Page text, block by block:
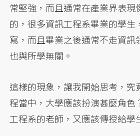
常堅強，而且通常在產業界表現
的，很多資訊工程系畢業的學生
寫，而且畢業之後通常不走資訊
也與所學無關。
這樣的現象，讓我開始思考，究
程當中，大學應該扮演甚麼角色
工程系的老師，又應該傳授給學